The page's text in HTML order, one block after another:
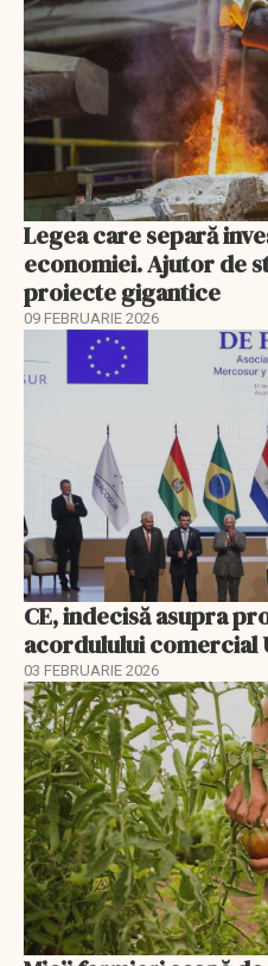
Legea care separă
economiei. Ajutor de
proiecte gigantice
09 FEBRUARIE 2026
CE, indecisă asupra
acordulului comercial
03 FEBRUARIE 2026